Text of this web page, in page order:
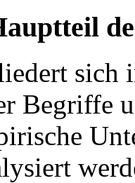
sich
Begriffe